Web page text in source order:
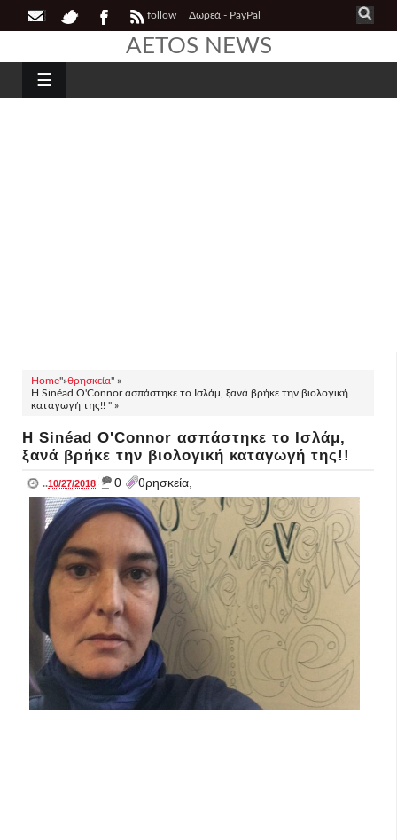
follow Δωρεά - PayPal
AETOS NEWS
☰
Home"»θρησκεία" »
Η Sinéad O'Connor ασπάστηκε το Ισλάμ, ξανά βρήκε την βιολογική
καταγωγή της!! " »
Η Sinéad O'Connor ασπάστηκε το Ισλάμ,
ξανά βρήκε την βιολογική καταγωγή της!!
..10/27/2018 _ 0 θρησκεία,